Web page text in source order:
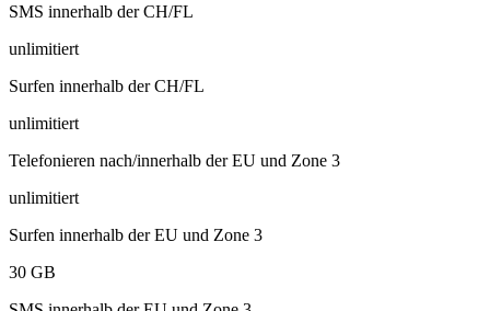
SMS innerhalb der CH/FL
unlimitiert
Surfen innerhalb der CH/FL
unlimitiert
Telefonieren nach/innerhalb der EU und Zone 3
unlimitiert
Surfen innerhalb der EU und Zone 3
30 GB